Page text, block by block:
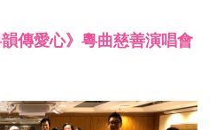
傳愛心》粵曲慈善演唱會